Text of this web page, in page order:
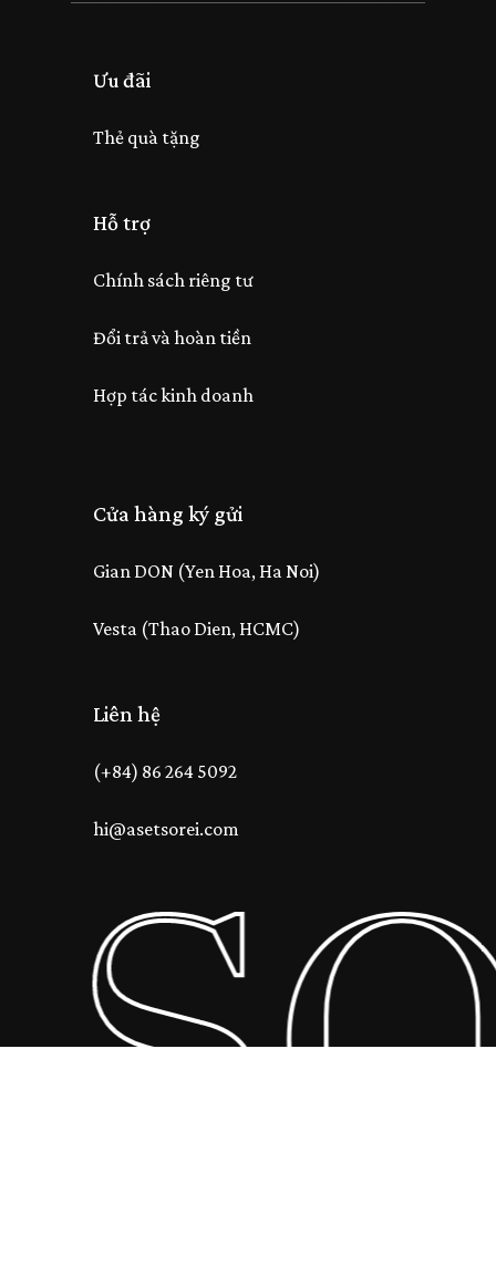
Tổng số phụ: 0₫
Thanh Toán
Ưu đãi
Thẻ quà tặng
Hỗ trợ
Chính sách riêng tư
Đổi trả và hoàn tiền
Hợp tác kinh doanh
Cửa hàng ký gửi
Gian DON (Yen Hoa, Ha Noi)
Vesta (Thao Dien, HCMC)
Liên hệ
(+84) 86 264 5092
hi@asetsorei.com